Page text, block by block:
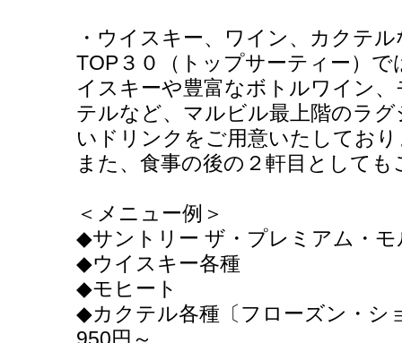
・ウイスキー、ワイン、カクテ
TOP３０（トップサーティー）
イスキーや豊富なボトルワイン
テルなど、マルビル最上階のラ
いドリンクをご用意いたしてお
また、食事の後の２軒目として
＜メニュー例＞
◆サントリー ザ・プレミアム
◆ウイスキー各
◆モヒート
◆カクテル各種〔フローズン・シ
950円～